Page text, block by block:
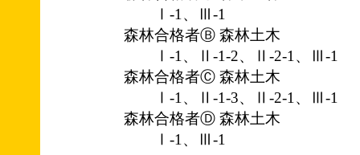
Ⅰ-1、Ⅲ-1
森林合格者Ⓑ 森林土木
Ⅰ-1、Ⅱ-1-2、Ⅱ-2-1、Ⅲ-1
森林合格者Ⓒ 森林土木
Ⅰ-1、Ⅱ-1-3、Ⅱ-2-1、Ⅲ-1
森林合格者Ⓓ 森林土木
Ⅰ-1、Ⅲ-1